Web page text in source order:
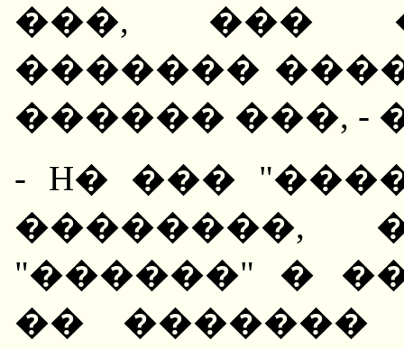
���, ���
�������
������ ���, -
- H� ���
��������,
"������" �
�� �������